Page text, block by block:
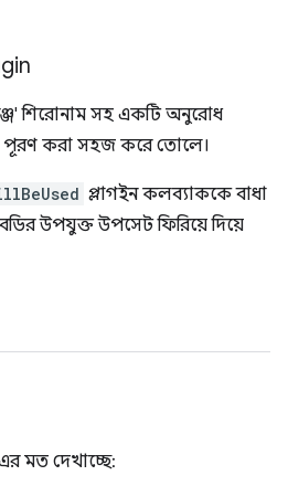
শিরোনাম সহ একটি অনুরোধ
পূরণ করা সহজ করে তোলে।
প্লাগইন কলব্যাককে বাধা
উপযুক্ত উপসেট ফিরিয়ে দিয়ে
মত দেখাচ্ছে: